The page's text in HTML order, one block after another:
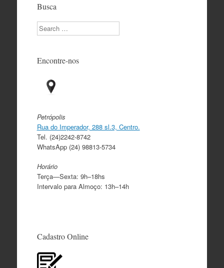
Busca
Search
Encontre-nos
Petrópolis
Rua do Imperador, 288 sl.3, Centro.
Tel. (24)2242-8742
WhatsApp (24) 98813-5734
Horário
Terça—Sexta: 9h–18hs
Intervalo para Almoço: 13h–14h
Cadastro Online